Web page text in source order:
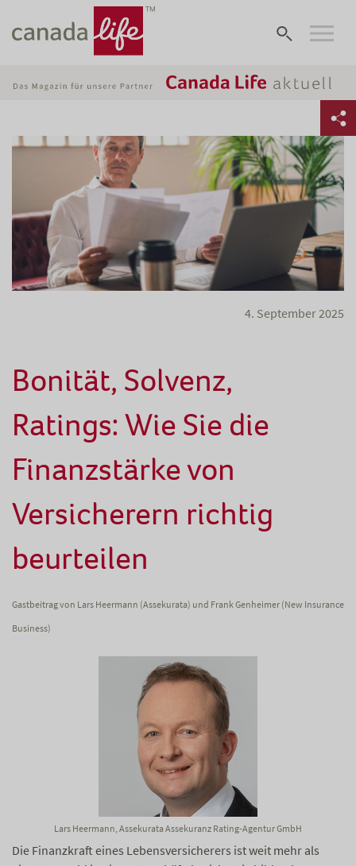
4. September 2025
Bonität, Solvenz,
Ratings: Wie Sie die
Finanzstärke von
Versicherern richtig
beurteilen
Gastbeitrag von Lars Heermann (Assekurata) und Frank Genheimer (New Insurance
Business)
Lars Heermann, Assekurata Assekuranz Rating-Agentur GmbH
Die Finanzkraft eines Lebensversicherers ist weit mehr als